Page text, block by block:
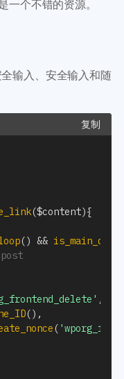
一个不错的资源。
输入、安全输入和随
复制
($content){
() &&
,
() ,
(